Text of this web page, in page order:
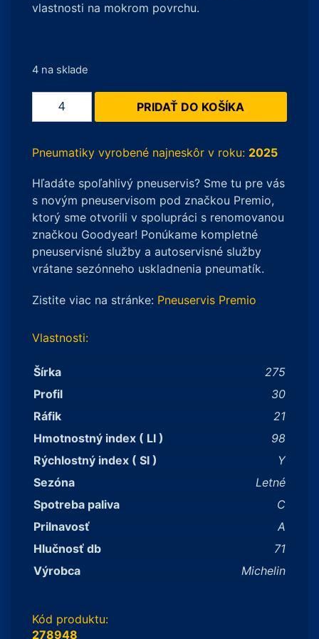
vlastnosti na mokrom povrchu.
4 na sklade
množstvo
SPORT
275/30
R21
98Y
PRIDAŤ DO KOŠÍKA
Pneumatiky vyrobené najneskôr v roku: 2025
Hľadáte spoľahlivý pneuservis? Sme tu pre vás
s novým pneuservisom pod značkou Premio,
ktorý sme otvorili v spolupráci s renomovanou
značkou Goodyear! Ponúkame kompletné
pneuservisné služby a autoservisné služby
vrátane sezónneho uskladnenia pneumatík.
Zistite viac na stránke: Pneuservis Premio
Vlastnosti:
Šírka
275
Profil
30
Ráfik
21
Hmotnostný index ( LI )
98
Rýchlostný index ( SI )
Y
Sezóna
Letné
Spotreba paliva
C
Prilnavosť
A
Hlučnosť db
71
Výrobca
Michelin
Kód produktu:
278948